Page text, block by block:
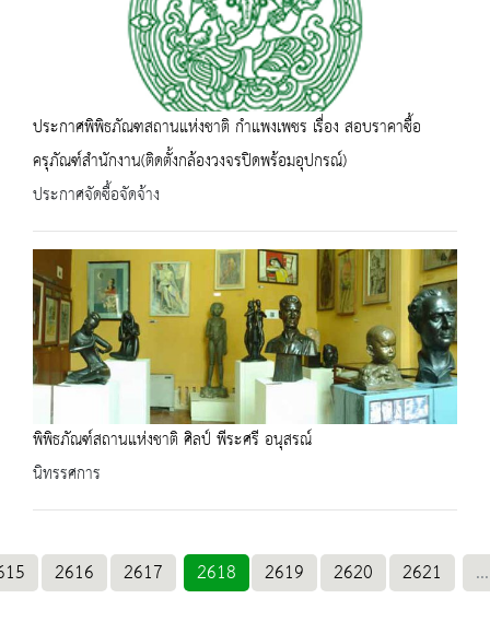
ประกาศพิพิธภัณฑสถานแห่งชาติ กำแพงเพชร เรื่อง สอบราคาซื้อ
ครุภัณฑ์สำนักงาน(ติดตั้งกล้องวงจรปิดพร้อมอุปกรณ์)
ประกาศจัดซื้อจัดจ้าง
พิพิธภัณฑ์สถานแห่งชาติ ศิลป์ พีระศรี อนุสรณ์
นิทรรศการ
2616 2617 2618 2619 2620 2621 ...